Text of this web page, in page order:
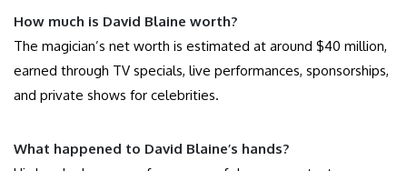
How much is David Blaine worth?
The magician’s net worth is estimated at around $40 million,
earned through TV specials, live performances, sponsorships,
and private shows for celebrities.
What happened to David Blaine’s hands?